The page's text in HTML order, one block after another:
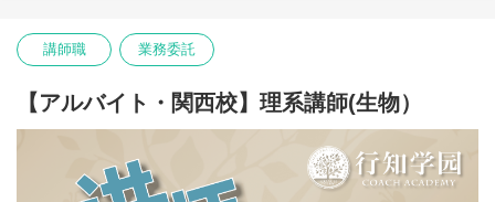
講師職 業務委託
【アルバイト・関西校】理系講師(生物）